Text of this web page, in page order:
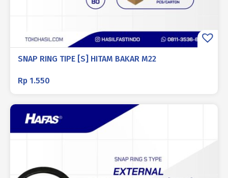
SNAP RING TIPE [S] HITAM BAKAR M22
Rp 1.550